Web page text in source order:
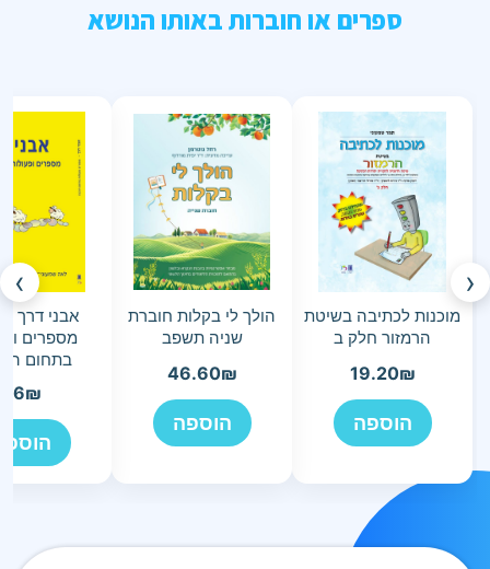
ספרים או חוברות באותו הנושא
‹
מוכנות לכתיבה בשיטת
הרמזור חלק ב
19.20₪
הוספה
הולך לי בקלות חוברת
שניה תשפב
46.60₪
הוספה
מספרים
בתחום
36₪
›